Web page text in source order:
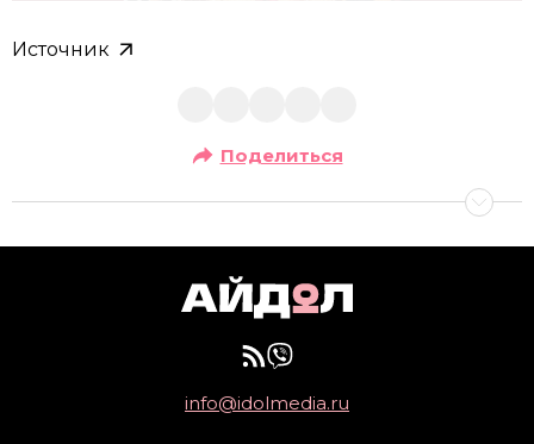
Источник
Поделиться
info@idolmedia.ru